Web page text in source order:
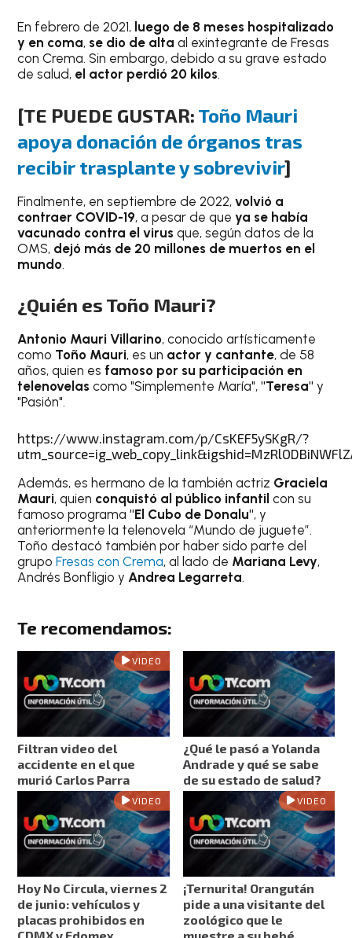
En febrero de 2021, luego de 8 meses hospitalizado
y en coma, se dio de altaal exintegrante de Fresas
con Crema. Sin embargo, debido a su grave estado
de salud, el actor perdió 20 kilos.
[TE PUEDE GUSTAR: Toño Mauri
apoya donación de órganos tras
recibir trasplante y sobrevivir]
Finalmente, en septiembre de 2022,volvió a
contraer COVID-19, a pesar de queya se había
vacunado contra el virus que, según datos de la
OMS, dejó más de 20 millones de muertos en el
mundo.
¿Quién es Toño Mauri?
Antonio Mauri Villarino, conocido artísticamente
como Toño Mauri, es un actor y cantante, de 58
años, quien es famoso por su participación en
telenovelas como "Simplemente María","Teresa" y
"Pasión".
https://www.instagram.com/p/CsKEF5ySKgR/?
Además, es hermano de la también actriz Graciela
Mauri, quien conquistó al público infantil con su
famoso programa"El Cubo de Donalu", y
anteriormente la telenovela “Mundo de juguete”.
Toño destacó también por haber sido parte del
grupoFresas con Crema, al lado de Mariana Levy,
Andrés Bonfligio y Andrea Legarreta.
Te recomendamos:
VIDEO
Filtran video del
accidente en el que
murió Carlos Parra
¿Qué le pasó a Yolanda
Andrade y qué se sabe
de su estado de salud?
VIDEO
Hoy No Circula, viernes 2
de junio: vehículos y
placas prohibidos en
VIDEO
¡Ternurita! Orangután
pide a una visitante del
zoológico que le